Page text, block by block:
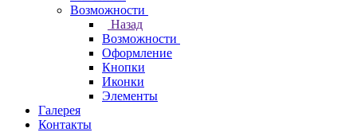
Возможности
Назад
Возможности
Оформление
Кнопки
Иконки
Элементы
Галерея
Контакты